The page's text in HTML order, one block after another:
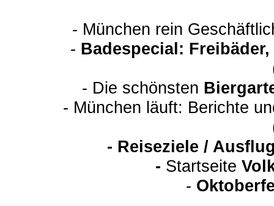
- München rein
- Badespecial:
- Die schönsten
- München läuft: Berichte
- Reiseziele /
- Startseite
-